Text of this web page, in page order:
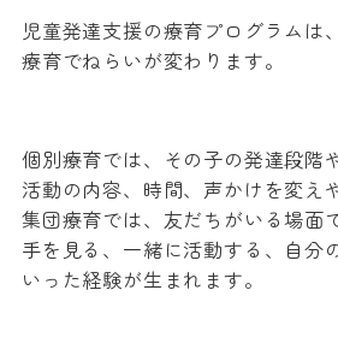
児童発達支援の療育プログラムは
療育でねらいが変わります。
個別療育では、その子の発達段階
活動の内容、時間、声かけを変え
集団療育では、友だちがいる場面
手を見る、一緒に活動する、自分
いった経験が生まれます。